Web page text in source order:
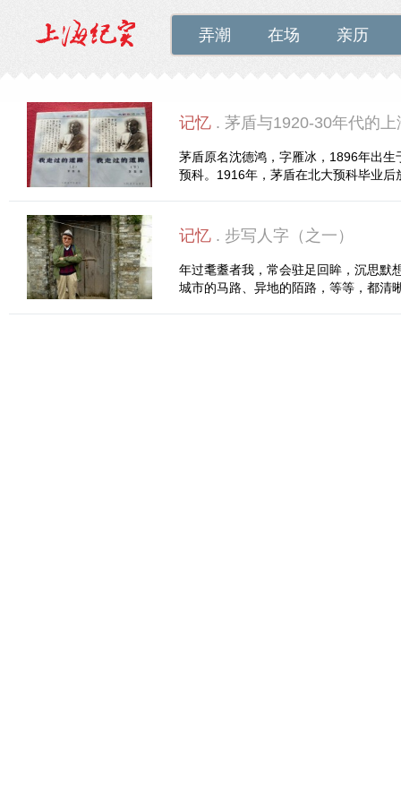
弄潮 在场 亲历
记忆 . 茅盾与1920-30年代的上
茅盾原名沈德鸿，字雁冰，1896年出
预科。1916年，茅盾在北大预科毕业
记忆 . 步写人字（之一）
年过耄耋者我，常会驻足回眸，沉思默
城市的马路、异地的陌路，等等，都清